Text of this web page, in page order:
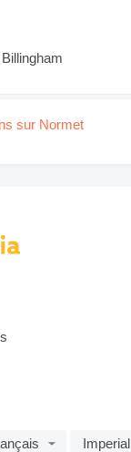
sur Normet
Imperial